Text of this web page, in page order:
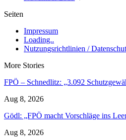
Seiten
Impressum
Loading..
Nutzungsrichtlinien /
More Stories
FPÖ – Schnedlitz: „3.092
Aug 8, 2026
Gödl: „FPÖ macht Vorschläge ins
Aug 8, 2026